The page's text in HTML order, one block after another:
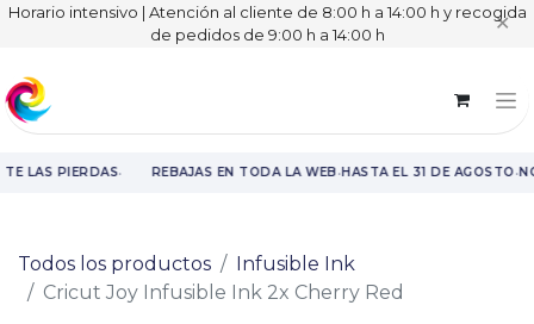
Horario intensivo | Atención al cliente de 8:00 h a 14:00 h y recogida
de pedidos de 9:00 h a 14:00 h
✕
LAS PIERDAS· REBAJAS EN TODA LA WEB·HASTA EL 31 DE AGOSTO·
Todos los productos
Infusible Ink
Cricut Joy Infusible Ink 2x Cherry Red